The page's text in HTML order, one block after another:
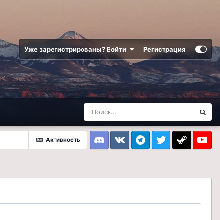
Уже зарегистрированы? Войти Регистрация
Активность
DiscordVK TelegramTwitter Steam